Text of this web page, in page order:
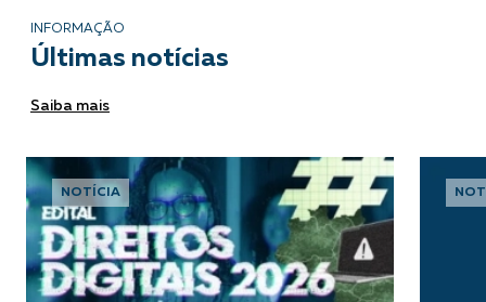
INFORMAÇÃO
Últimas notícias
Saiba mais
NOTÍCIA